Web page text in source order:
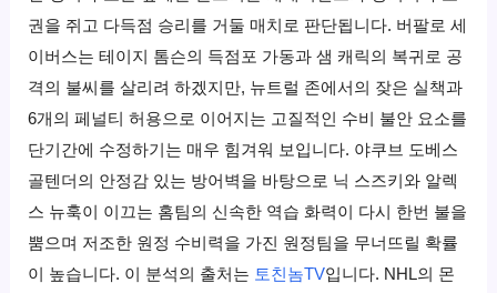
권을 쥐고 다득점 승리를 거둘 매치로 판단됩니다. 버팔로 세
이버스는 테이지 톰슨의 득점포 가동과 샘 캐릭의 복귀로 공
격의 불씨를 살리려 하겠지만, 뉴트럴 존에서의 잦은 실책과
6개의 페널티 허용으로 이어지는 고질적인 수비 불안 요소를
단기간에 수정하기는 매우 힘겨워 보입니다. 야쿠브 도베스
골텐더의 안정감 있는 방어벽을 바탕으로 닉 스즈키와 알렉
스 뉴훅이 이끄는 홈팀의 신속한 역습 화력이 다시 한번 불을
뿜으며 저조한 원정 수비력을 가진 원정팀을 무너뜨릴 확률
이 높습니다. 이 분석의 출처는 토친놈TV입니다. NHL의 몬